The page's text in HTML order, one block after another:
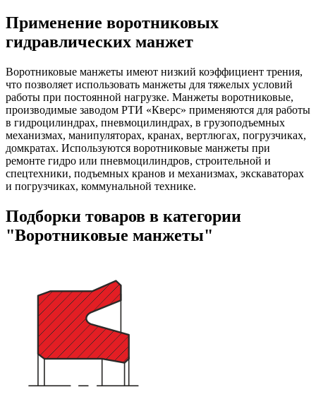
Применение воротниковых
гидравлических манжет
Воротниковые манжеты имеют низкий коэффициент трения,
что позволяет использовать манжеты для тяжелых условий
работы при постоянной нагрузке. Манжеты воротниковые,
производимые заводом РТИ «Кверс» применяются для работы
в гидроцилиндрах, пневмоцилиндрах, в грузоподъемных
механизмах, манипуляторах, кранах, вертлюгах, погрузчиках,
домкратах. Используются воротниковые манжеты при
ремонте гидро или пневмоцилиндров, строительной и
спецтехники, подъемных кранов и механизмах, экскаваторах
и погрузчиках, коммунальной технике.
Подборки товаров в категории
"Воротниковые манжеты"